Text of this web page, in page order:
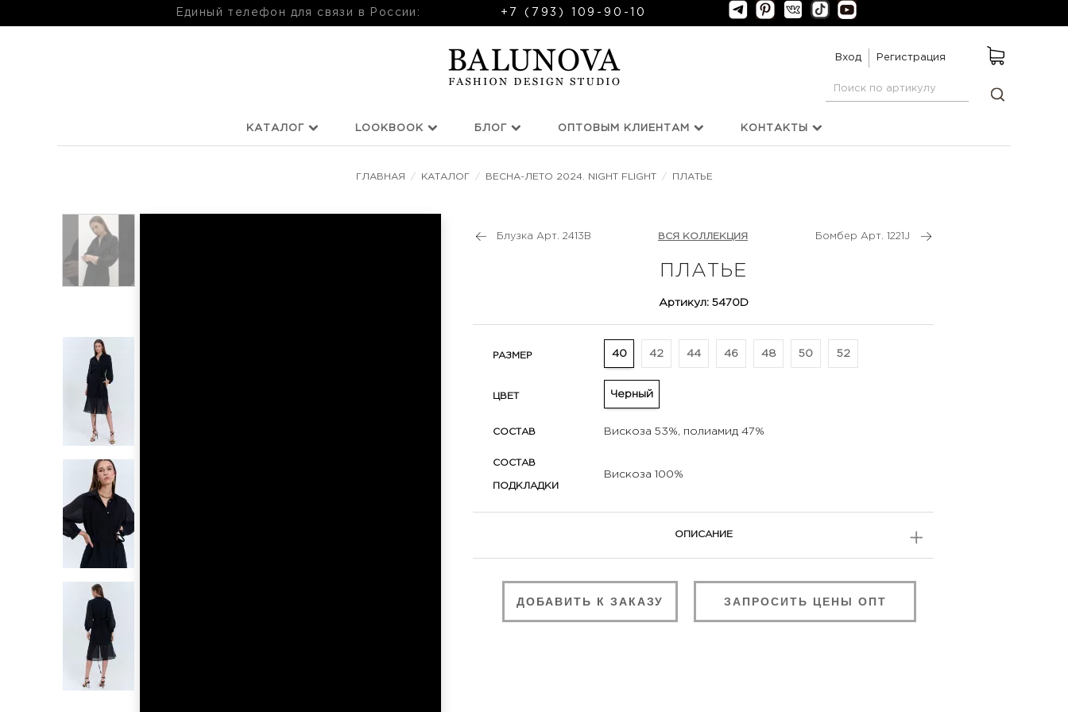
Единый телефон для связи в России: +7 (793) 109-90-10
Вход Регистрация
КАТАЛОГ LOOKBOOK БЛОГ ОПТОВЫМ КЛИЕНТАМ КОНТАКТЫ
ГЛАВНАЯ / КАТАЛОГ / ВЕСНА-ЛЕТО 2024. NIGHT FLIGHT / ПЛАТЬЕ
Блузка Арт. 2413B ВСЯ КОЛЛЕКЦИЯ Бомбер Арт. 1221J
ПЛАТЬЕ
Артикул: 5470D
РАЗМЕР 40 42 44 46 48 50 52
ЦВЕТ Черный
СОСТАВ Вискоза 53%, полиамид 47%
СОСТАВ
ПОДКЛАДКИ
Вискоза 100%
ОПИСАНИЕ
ЗАПРОСИТЬ ЦЕНЫ ОПТ